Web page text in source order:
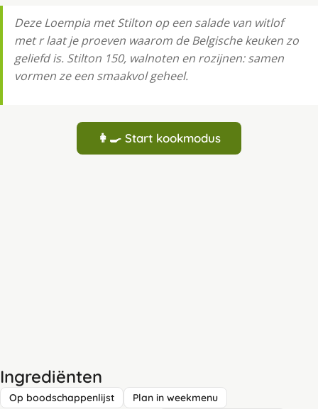
Deze Loempia met Stilton op een salade van witlof
met r laat je proeven waarom de Belgische keuken zo
geliefd is. Stilton 150, walnoten en rozijnen: samen
vormen ze een smaakvol geheel.
👩‍🍳 Start kookmodus
Ingrediënten
Op boodschappenlijst Plan in weekmenu